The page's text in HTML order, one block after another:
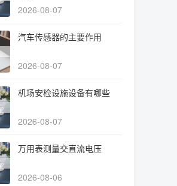
2026-08-07
汽车传感器的主要作用
2026-08-07
机场安检设施设备有哪些
2026-08-07
万用表测量交直流电压
2026-08-06